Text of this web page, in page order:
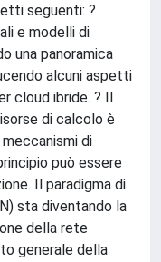
seguenti: ?
e modelli di
una panoramica
alcuni aspetti
cloud ibride. ? Il
di calcolo è
di
può essere
Il paradigma di
sta diventando la
della rete
generale della